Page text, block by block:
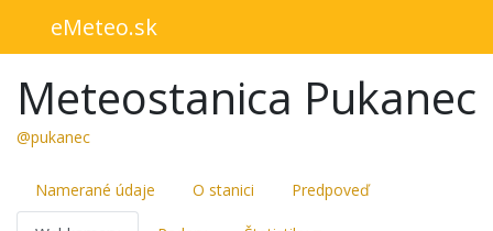
eMeteo.sk
Meteostanica Pukanec
@pukanec
Namerané údaje O stanici Predpoveď